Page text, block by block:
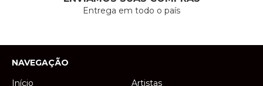
Entrega em todo o país
NAVEGAÇÃO
Início
Artistas